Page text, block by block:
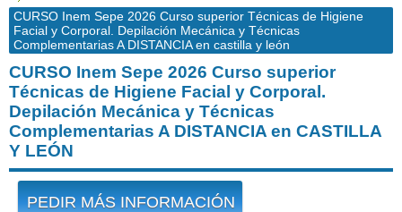
CURSO Inem Sepe 2026 Curso superior Técnicas de Higiene
Facial y Corporal. Depilación Mecánica y Técnicas
Complementarias A DISTANCIA en castilla y león
CURSO Inem Sepe 2026 Curso superior
Técnicas de Higiene Facial y Corporal.
Depilación Mecánica y Técnicas
Complementarias A DISTANCIA en CASTILLA
Y LEÓN
PEDIR MÁS INFORMACIÓN